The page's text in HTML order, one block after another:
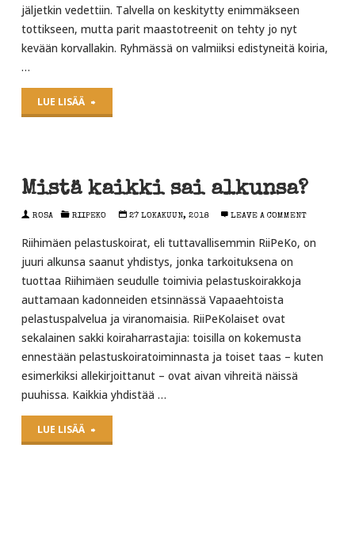
jäljetkin vedettiin. Talvella on keskitytty enimmäkseen
tottikseen, mutta parit maastotreenit on tehty jo nyt
kevään korvallakin. Ryhmässä on valmiiksi edistyneitä koiria,
…
LUE LISÄÄ "Kevät"
Mistä kaikki sai alkunsa?
ROSA RIIPEKO 27 LOKAKUUN, 2018 LEAVE A COMMENT
Riihimäen pelastuskoirat, eli tuttavallisemmin RiiPeKo, on
juuri alkunsa saanut yhdistys, jonka tarkoituksena on
tuottaa Riihimäen seudulle toimivia pelastuskoirakkoja
auttamaan kadonneiden etsinnässä Vapaaehtoista
pelastuspalvelua ja viranomaisia. RiiPeKolaiset ovat
sekalainen sakki koiraharrastajia: toisilla on kokemusta
ennestään pelastuskoiratoiminnasta ja toiset taas – kuten
esimerkiksi allekirjoittanut – ovat aivan vihreitä näissä
puuhissa. Kaikkia yhdistää …
LUE LISÄÄ "Mistä